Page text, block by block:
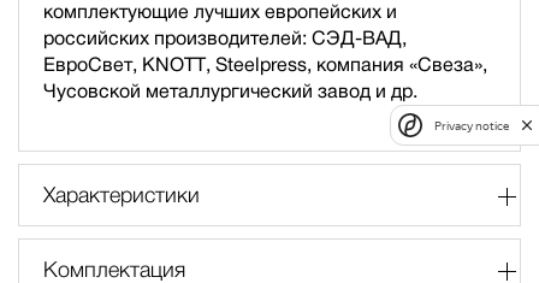
комплектующие лучших европейских и
российских производителей: СЭД-ВАД,
ЕвроСвет, KNOTT, Steelpress, компания «Свеза»,
Чусовской металлургический завод и др.
Характеристики
Комплектация
Privacy notice